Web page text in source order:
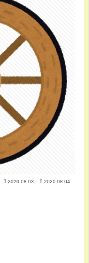
2020.08.03 2020.08.04